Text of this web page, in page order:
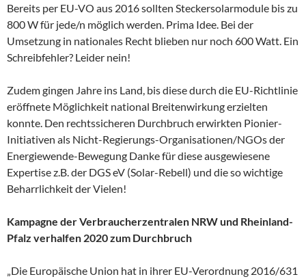
Bereits per EU-VO aus 2016 sollten Steckersolarmodule bis zu
800 W für jede/n möglich werden. Prima Idee. Bei der
Umsetzung in nationales Recht blieben nur noch 600 Watt. Ein
Schreibfehler? Leider nein!
Zudem gingen Jahre ins Land, bis diese durch die EU-Richtlinie
eröffnete Möglichkeit national Breitenwirkung erzielten
konnte. Den rechtssicheren Durchbruch erwirkten Pionier-
Initiativen als Nicht-Regierungs-Organisationen/NGOs der
Energiewende-Bewegung Danke für diese ausgewiesene
Expertise z.B. der DGS eV (Solar-Rebell) und die so wichtige
Beharrlichkeit der Vielen!
Kampagne der Verbraucherzentralen NRW und Rheinland-
Pfalz verhalfen 2020 zum Durchbruch
„Die Europäische Union hat in ihrer EU-Verordnung 2016/631